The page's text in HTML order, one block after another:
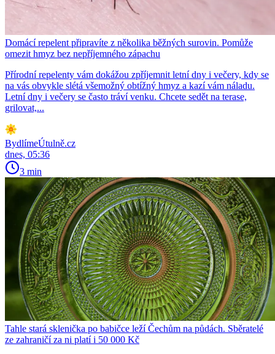
Domácí repelent připravíte z několika běžných surovin. Pomůže
omezit hmyz bez nepříjemného zápachu
Přírodní repelenty vám dokážou zpříjemnit letní dny i večery, kdy se
na vás obvykle slétá všemožný obtížný hmyz a kazí vám náladu.
Letní dny i večery se často tráví venku. Chcete sedět na terase,
grilovat,...
BydlímeÚtulně.cz
dnes, 05:36
3 min
Tahle stará sklenička po babičce leží Čechům na půdách. Sběratelé
ze zahraničí za ni platí i 50 000 Kč